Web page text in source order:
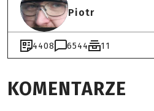
Piotr
4408 6544 11
KOMENTARZE